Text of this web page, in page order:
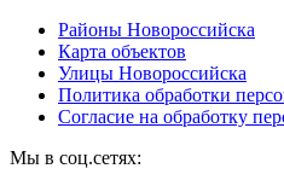
Районы Новороссийска
Карта объектов
Улицы Новороссийска
Политика обработки
Согласие на обработку
Мы в соц.сетях: